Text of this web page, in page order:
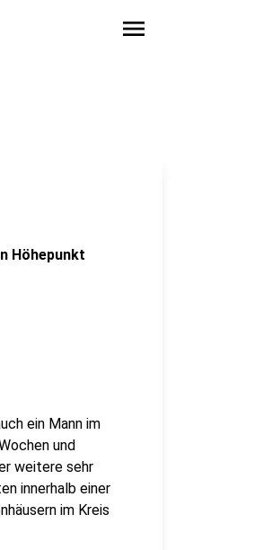
menu
Höhepunkt
ein Mann im
und
weitere sehr
innerhalb einer
im Kreis